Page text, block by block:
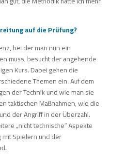
auf die Prüfung?
bei der man nun ein
muss, besucht der angehende
Kurs. Dabei gehen die
Themen ein. Auf dem
der Technik und wie man sie
taktischen Maßnahmen, wie die
der Angriff in der Überzahl.
„nicht technische“ Aspekte
Spielern und der